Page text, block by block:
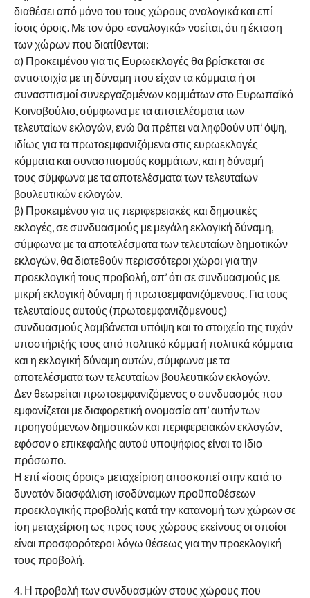
διαθέσει από μόνο του τους χώρους αναλογικά και επί
ίσοις όροις. Με τον όρο «αναλογικά» νοείται, ότι η έκταση
των χώρων που διατίθενται:
α) Προκειμένου για τις Ευρωεκλογές θα βρίσκεται σε
αντιστοιχία με τη δύναμη που είχαν τα κόμματα ή οι
συνασπισμοί συνεργαζομένων κομμάτων στο Ευρωπαϊκό
Κοινοβούλιο, σύμφωνα με τα αποτελέσματα των
τελευταίων εκλογών, ενώ θα πρέπει να ληφθούν υπ’ όψη,
ιδίως για τα πρωτοεμφανιζόμενα στις ευρωεκλογές
κόμματα και συνασπισμούς κομμάτων, και η δύναμή
τους σύμφωνα με τα αποτελέσματα των τελευταίων
βουλευτικών εκλογών.
β) Προκειμένου για τις περιφερειακές και δημοτικές
εκλογές, σε συνδυασμούς με μεγάλη εκλογική δύναμη,
σύμφωνα με τα αποτελέσματα των τελευταίων δημοτικών
εκλογών, θα διατεθούν περισσότεροι χώροι για την
προεκλογική τους προβολή, απ’ ότι σε συνδυασμούς με
μικρή εκλογική δύναμη ή πρωτοεμφανιζόμενους. Για τους
τελευταίους αυτούς (πρωτοεμφανιζόμενους)
συνδυασμούς λαμβάνεται υπόψη και το στοιχείο της τυχόν
υποστήριξής τους από πολιτικό κόμμα ή πολιτικά κόμματα
και η εκλογική δύναμη αυτών, σύμφωνα με τα
αποτελέσματα των τελευταίων βουλευτικών εκλογών.
Δεν θεωρείται πρωτοεμφανιζόμενος ο συνδυασμός που
εμφανίζεται με διαφορετική ονομασία απ’ αυτήν των
προηγούμενων δημοτικών και περιφερειακών εκλογών,
εφόσον ο επικεφαλής αυτού υποψήφιος είναι το ίδιο
πρόσωπο.
Η επί «ίσοις όροις» μεταχείριση αποσκοπεί στην κατά το
δυνατόν διασφάλιση ισοδύναμων προϋποθέσεων
προεκλογικής προβολής κατά την κατανομή των χώρων σε
ίση μεταχείριση ως προς τους χώρους εκείνους οι οποίοι
είναι προσφορότεροι λόγω θέσεως για την προεκλογική
τους προβολή.
4. Η προβολή των συνδυασμών στους χώρους που